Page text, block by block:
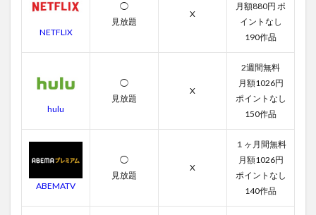
NETFLIX
◯
見放題
X
月額880円 ポ
イントなし
190作品
hulu
◯
見放題
X
2週間無料
月額1026円
ポイントなし
150作品
ABEMATV
◯
見放題
X
１ヶ月間無料
月額1026円
ポイントなし
140作品